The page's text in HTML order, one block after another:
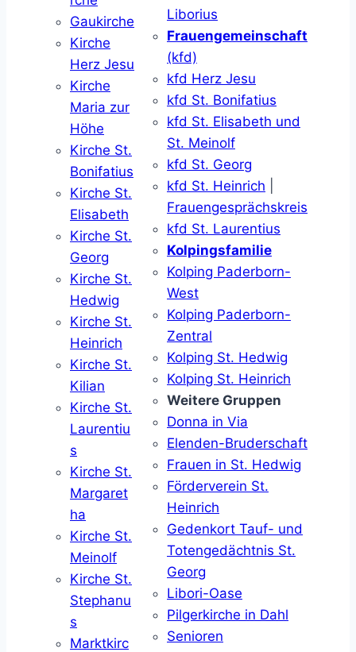
Gaukirche
Kirche
Herz Jesu
Kirche
Maria zur
Höhe
Kirche St.
Bonifatius
Kirche St.
Elisabeth
Kirche St.
Georg
Kirche St.
Hedwig
Kirche St.
Heinrich
Kirche St.
Kilian
Kirche St.
Laurentiu
s
Kirche St.
Margaret
ha
Kirche St.
Meinolf
Kirche St.
Stephanu
s
Marktkirc
Liborius
Frauengemeinschaft
(kfd)
kfd Herz Jesu
kfd St. Bonifatius
kfd St. Elisabeth und
St. Meinolf
kfd St. Georg
kfd St. Heinrich
Frauengesprächskreis
kfd St. Laurentius
Kolpingsfamilie
Kolping Paderborn-
West
Kolping Paderborn-
Zentral
Kolping St. Hedwig
Kolping St. Heinrich
Weitere Gruppen
Donna in Via
Elenden-Bruderschaft
Frauen in St. Hedwig
Förderverein St.
Heinrich
Gedenkort Tauf- und
Totengedächtnis St.
Georg
Libori-Oase
Pilgerkirche in Dahl
Senioren